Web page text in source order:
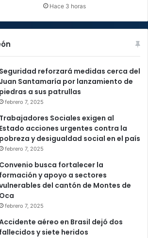
Hace 3 horas
Seguridad reforzará medidas cerca del
Juan Santamaría por lanzamiento de
piedras a sus patrullas
febrero 7, 2025
Trabajadores Sociales exigen al
Estado acciones urgentes contra la
pobreza y desigualdad social en el país
febrero 7, 2025
Convenio busca fortalecer la
formación y apoyo a sectores
del cantón de Montes de
Oca
febrero 7, 2025
aéreo en Brasil dejó dos
fallecidos y siete heridos